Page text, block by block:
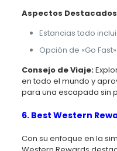
Aspectos
Estancias todo
Opción de «Go
Consejo de Viaje:
en todo el mundo y
para una escapada sin
6. Best Western
Con su enfoque en la